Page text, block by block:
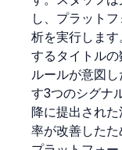
し、プラット
析を実行しま
するタイトルの
ルールが意図
す3つのシグナ
降に提出され
率が改善した